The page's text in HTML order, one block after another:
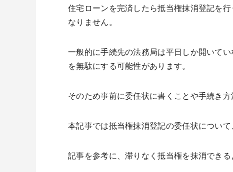
住宅ローンを完済したら抵当権抹消登記を
なりません。
一般的に手続先の法務局は平日しか開いて
を無駄にする可能性があります。
そのため事前に委任状に書くことや手続き方
本記事では抵当権抹消登記の委任状につい
記事を参考に、滞りなく抵当権を抹消できる